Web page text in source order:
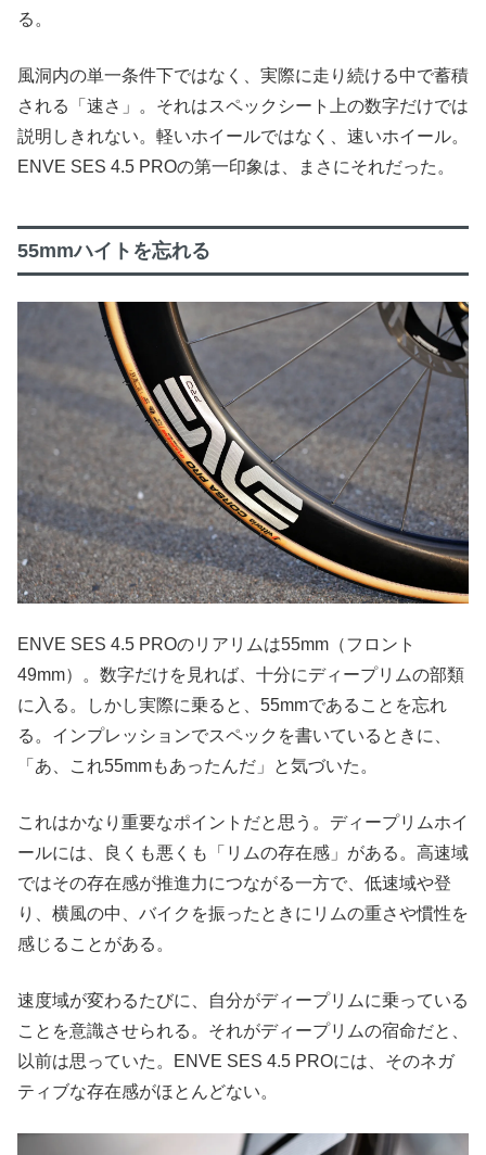
る。
風洞内の単一条件下ではなく、実際に走り続ける中で蓄積
される「速さ」。それはスペックシート上の数字だけでは
説明しきれない。軽いホイールではなく、速いホイール。
ENVE SES 4.5 PROの第一印象は、まさにそれだった。
55mmハイトを忘れる
ENVE SES 4.5 PROのリアリムは55mm（フロント
49mm）。数字だけを見れば、十分にディープリムの部類
に入る。しかし実際に乗ると、55mmであることを忘れ
る。インプレッションでスペックを書いているときに、
「あ、これ55mmもあったんだ」と気づいた。
これはかなり重要なポイントだと思う。ディープリムホイ
ールには、良くも悪くも「リムの存在感」がある。高速域
ではその存在感が推進力につながる一方で、低速域や登
り、横風の中、バイクを振ったときにリムの重さや慣性を
感じることがある。
速度域が変わるたびに、自分がディープリムに乗っている
ことを意識させられる。それがディープリムの宿命だと、
以前は思っていた。ENVE SES 4.5 PROには、そのネガ
ティブな存在感がほとんどない。